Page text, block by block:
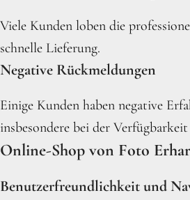
Viele Kunden loben die
schnelle Lieferung.
Negative Rückmeldungen
Einige Kunden haben negative
insbesondere bei der
Online-Shop von Foto
Benutzerfreundlichkeit und